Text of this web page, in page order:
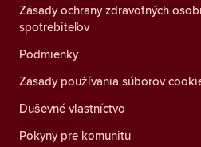
Zásady ochrany zdravotných
spotrebiteľov
Podmienky
Zásady používania súborov
Duševné vlastníctvo
Pokyny pre komunitu